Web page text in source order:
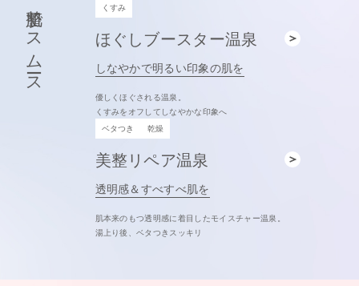
整肌でスムース くすみ
ほぐしブースター温泉
しなやかで明るい印象の肌を
優しくほぐされる温泉。
くすみをオフしてしなやかな印象へ
ベタつき
乾燥
美整リペア温泉
透明感＆すべすべ肌を
肌本来のもつ透明感に着目したモイスチャー温泉。
湯上り後、ベタつきスッキリ